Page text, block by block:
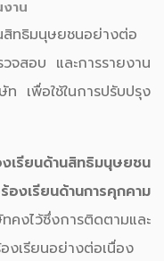
าน
สิทธิมนุษยชนอย่างต่อ
จสอบ และการรายงาน
เพื่อใช้ในการปรับปรุง
ยนด้านสิทธิมนุษยชน
องเรียนด้านการคุกคาม
ไว้ซึ่งการติดตามและ
งเรียนอย่างต่อเนื่อง